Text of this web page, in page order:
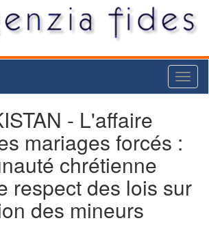
- L'affaire
mariages forcés :
chrétienne
respect des lois sur
des mineurs